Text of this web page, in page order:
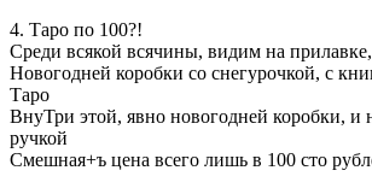
4. Таро по 100?!
Среди всякой всячины, видим на
Новогодней коробки со снегурочкой, с
Таро
ВнуТри этой, явно новогодней коробки, и
ручкой
Смешная+ъ цена всего лишь в 100 сто